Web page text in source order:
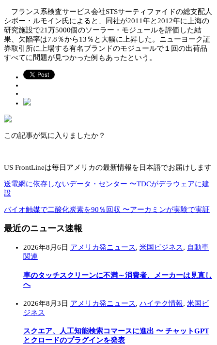
フランス系検査サービス会社STSサーティファイドの総支配人
シボー・ルモイン氏によると、同社が2011年と2012年に上海の
研究施設で21万5000個のソーラー・モジュールを評価した結
果、欠陥率は7.8％から13％と大幅に上昇した。ニューヨーク証
券取引所に上場する有名ブランドのモジュールで１回の出荷品
すべてに問題が見つかった例もあったという。
この記事が気に入りましたか？
US FrontLineは毎日アメリカの最新情報を日本語でお届けします
送電網に依存しないデータ・センター 〜TDCがデラウェアに建
設
バイオ触媒で二酸化炭素を90％回収 〜アーカミンが実験で実証
最近のニュース速報
2026年8月6日 アメリカ発ニュース, 米国ビジネス, 自動車
関連
車のタッチスクリーンに不満～消費者、メーカーは見直し
へ
2026年8月3日 アメリカ発ニュース, ハイテク情報, 米国ビ
ジネス
スクエア、人工知能検索コマースに進出 〜 チャットGPT
とクロードのプラグインを発表